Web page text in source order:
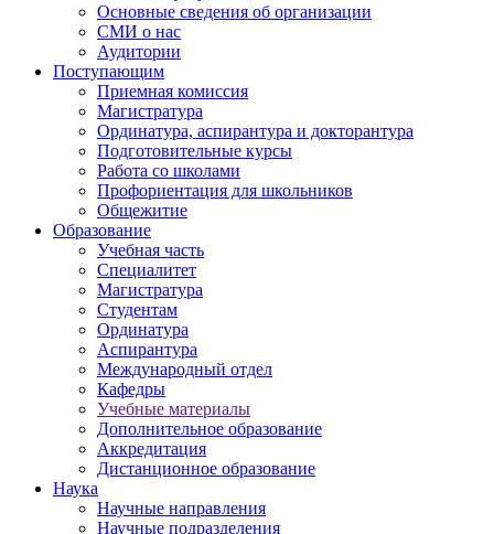
Основные сведения об организации
СМИ о нас
Аудитории
Поступающим
Приемная комиссия
Магистратура
Ординатура, аспирантура и докторантура
Подготовительные курсы
Работа со школами
Профориентация для школьников
Общежитие
Образование
Учебная часть
Специалитет
Магистратура
Студентам
Ординатура
Аспирантура
Международный отдел
Кафедры
Учебные материалы
Дополнительное образование
Аккредитация
Дистанционное образование
Наука
Научные направления
Научные подразделения